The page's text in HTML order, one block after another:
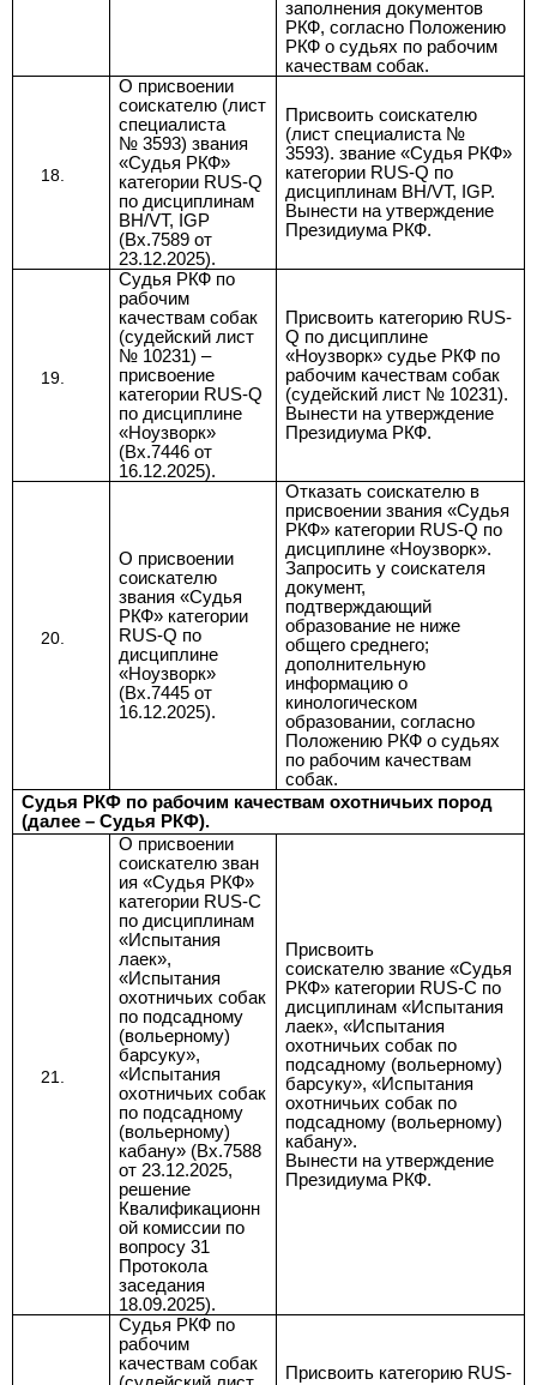
заполнения документов
РКФ, согласно Положению
РКФо судьях по рабочим
качествам собак.
О присвоении
соискателю (лист
специалиста
№ 3593) звания
«Судья РКФ»
категории RUS-Q
по дисциплинам
BH/VT, IGP
(Вх.7589 от
23.12.2025).
Присвоить соискателю
(лист специалиста №
3593). звание «Судья РКФ»
категории RUS-Q по
дисциплинам BH/VT, IGP.
Вынести на утверждение
Президиума РКФ.
Судья РКФ по
рабочим
качествам собак
(судейский лист
№ 10231) –
присвоение
категории RUS-Q
по дисциплине
«Ноузворк»
(Вх.7446 от
16.12.2025).
Присвоить категорию RUS-
Q по дисциплине
«Ноузворк» судье РКФ по
рабочим качествам собак
(судейский лист № 10231).
Вынести на утверждение
Президиума РКФ.
О присвоении
соискателю
звания «Судья
РКФ» категории
RUS-Q по
дисциплине
«Ноузворк»
(Вх.7445 от
16.12.2025).
Отказать соискателю в
присвоениизвания «Судья
РКФ» категории RUS-Q по
дисциплине «Ноузворк».
Запросить у соискателя
документ,
подтверждающий
образование не ниже
общего среднего;
дополнительную
информацию о
кинологическом
образовании, согласно
Положению РКФо судьях
по рабочим качествам
собак.
Судья РКФ по рабочим качествам охотничьих пород
(далее – Судья РКФ).
О присвоении
соискателю зван
ия «Судья РКФ»
категории RUS-C
по дисциплинам
«Испытания
лаек»,
«Испытания
охотничьих собак
по подсадному
(вольерному)
барсуку»,
«Испытания
охотничьих собак
по подсадному
(вольерному)
кабану» (Вх.7588
от 23.12.2025,
решение
Квалификационн
ой комиссии по
вопросу 31
Протокола
заседания
18.09.2025).
Присвоить
соискателюзвание «Судья
РКФ» категории RUS-C по
дисциплинам «Испытания
лаек», «Испытания
охотничьих собак по
подсадному (вольерному)
барсуку», «Испытания
охотничьих собак по
подсадному (вольерному)
кабану».
Вынести на утверждение
Президиума РКФ.
Судья РКФ по
рабочим
качествам собак
Присвоить категорию RUS-